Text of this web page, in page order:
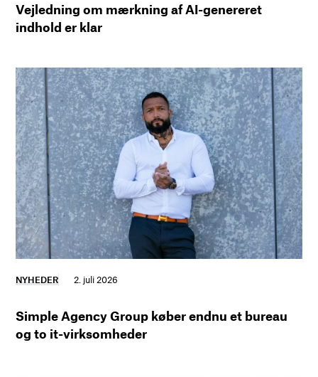
Vejledning om mærkning af AI-genereret
indhold er klar
NYHEDER 2. juli 2026
Simple Agency Group køber endnu et bureau
og to it-virksomheder